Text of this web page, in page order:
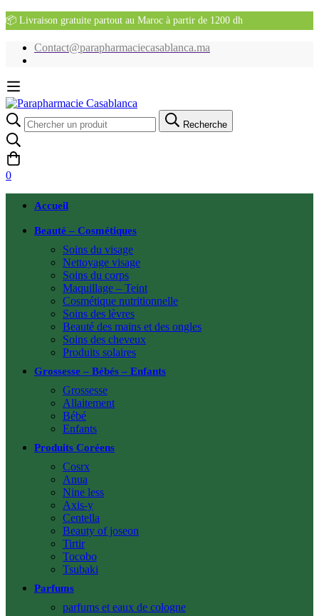
📦 Livraison gratuite partout au Maroc à partir de 1200 dh
Contact@parapharmaciecasablanca.ma
Recherche
pour:
Recherche
0
Accueil
Beauté – Cosmétiques
Soins du visage
Nettoyage visage
Soins du corps
Maquillage – Teint
Cosmétique nutritionnelle
Soins des lèvres
Beauté des mains et des ongles
Soins des cheveux
Produits solaires
Grossesse – Bébés – Enfants
Grossesse
Allaitement
Bébé
Enfants
Produits Coréens
Cosrx
Anua
Nine less
Axis-y
Centella
Beauty of joseon
Tirtir
Tocobo
Tsubaki
Parfums
parfums et eaux de cologne